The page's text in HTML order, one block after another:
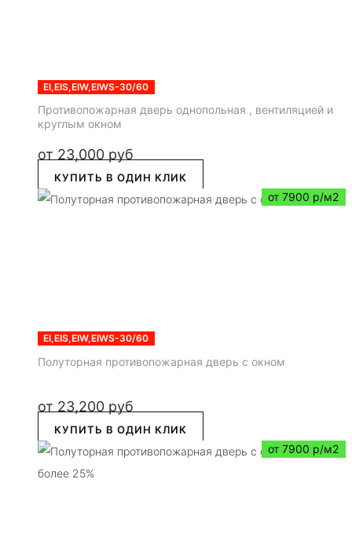
EI,EIS,EIW,EIWS-30/60
Противопожарная дверь однопольная , вентиляцией и
круглым окном
от 23,000 руб
КУПИТЬ В ОДИН КЛИК
от 7900 р/м2
EI,EIS,EIW,EIWS-30/60
Полуторная противопожарная дверь с окном
от 23,200 руб
КУПИТЬ В ОДИН КЛИК
от 7900 р/м2